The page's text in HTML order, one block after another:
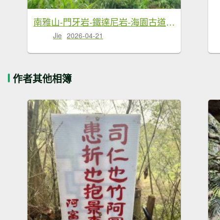
南雅山-門牙岩-鐵達尼岩-海園古道-鼻頭角
Jie 2026-04-21
作者其他相簿